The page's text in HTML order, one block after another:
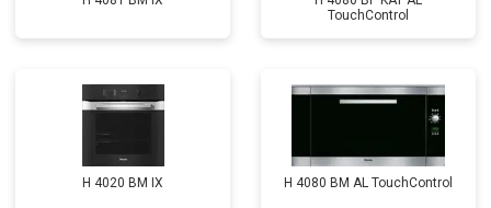
TouchControl
H 4020 BM IX H 4080 BM AL TouchControl